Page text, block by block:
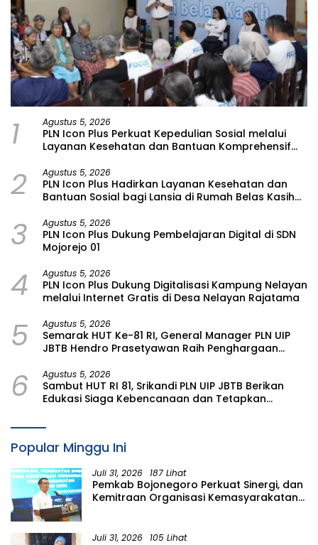
1 Agustus 5, 2026
PLN Icon Plus Perkuat Kepedulian Sosial melalui
Layanan Kesehatan dan Bantuan Komprehensif
2 Agustus 5, 2026
PLN Icon Plus Hadirkan Layanan Kesehatan dan
Bantuan Sosial bagi Lansia di Rumah Belas Kasih
3 Agustus 5, 2026
PLN Icon Plus Dukung Pembelajaran Digital di SDN
Mojorejo 01
4 Agustus 5, 2026
PLN Icon Plus Dukung Digitalisasi Kampung Nelayan
melalui Internet Gratis di Desa Nelayan Rajatama
5 Agustus 5, 2026
Semarak HUT Ke-81 RI, General Manager PLN UIP
JBTB Hendro Prasetyawan Raih Penghargaan
6 Agustus 5, 2026
Sambut HUT RI 81, Srikandi PLN UIP JBTB Berikan
Edukasi Siaga Kebencanaan dan Tetapkan
Kampung Aren Simacan Banyuwangi
Popular Minggu Ini
Juli 31, 2026 187 Lihat
Pemkab Bojonegoro Perkuat Sinergi, dan
Kemitraan Organisasi Kemasyarakatan
Juli 31, 2026 105 Lihat